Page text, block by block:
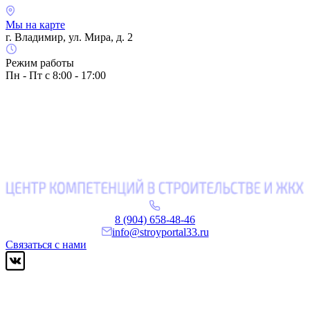
Мы на карте
г. Владимир, ул. Мира, д. 2
Режим работы
Пн - Пт с 8:00 - 17:00
8 (904) 658-48-46
info@stroyportal33.ru
Связаться с нами